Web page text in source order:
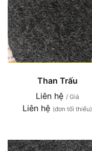
Than Trấu
Liên hệ / Giá
Liên hệ (đơn tối thiểu)